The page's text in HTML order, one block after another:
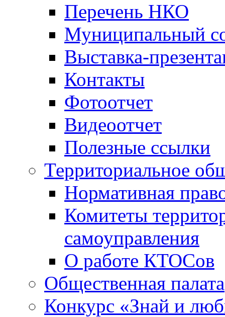
Перечень НКО
Муниципальный
Выставка-
Контакты
Фотоотчет
Видеоотчет
Полезные ссылки
Территориальное
Нормативная
Комитеты
самоуправления
О работе КТОСов
Общественная палата
Конкурс «Знай и